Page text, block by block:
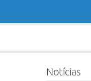
Notícias